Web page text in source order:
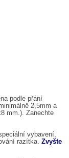
podle přání
2,5mm a
mm.). Zanechte
vybavení,
razítka. Zvyšte